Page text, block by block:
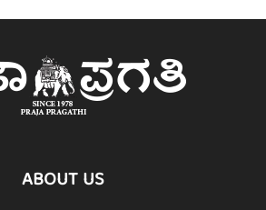
ABOUT US